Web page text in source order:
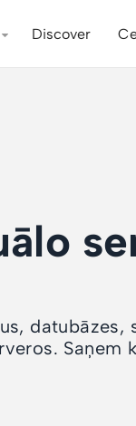
Discover
datubāzes,
Saņem